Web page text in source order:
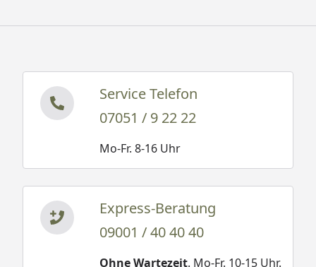
Service Telefon
07051 / 9 22 22
Mo-Fr. 8-16 Uhr
Express-Beratung
09001 / 40 40 40
Ohne Wartezeit. Mo-Fr. 10-15 Uhr.